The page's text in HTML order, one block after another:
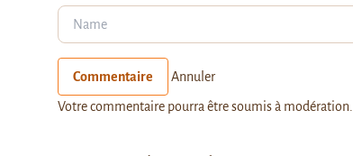
Commentaire Annuler
Votre commentaire pourra être soumis à modération.